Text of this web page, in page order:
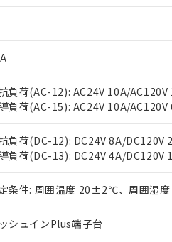
負荷(AC-12): AC24V 10A/
負荷(AC-15): AC24V 10A/
負荷(DC-12): DC24V 8A/DC120V
負荷(DC-13): DC24V 4A/DC120V
条件: 周囲温度 20±2℃、周囲湿
シュインPlus端子台
ご利用条件
以下の条件をお読みいただき、同
くものです。
当社制御機器事業取扱商品の
在庫状況および標準価格照会
のであり、閲覧された時点で
い。
正式な納期状況および標準価
対応済み：EU RoHS指令（10物
対応予定なし：EU RoHS指令（10
調査・確認中：EU RoHS指令（10
仕入先様の事情により、非含有部
があります。
鉛(Pb) 1000ppm以下、 水銀(Hg) 1000ppm以
六価クロム(Cr(Ⅵ)) 1000ppm以下、ポリ臭化
フタル酸ビス(2-エチルヘキシル) (DEHP)(別
ル（DBP） 1000ppm以下、フタル酸ジイソ
但し、RoHS指令で産業用監視および制御機
フタル酸エステル類の４物質については閾値
※1 中国RoHS○×表
「○」：最大均質材料含有率が中
「×」：最大均質材料含有率が中
「－」：未確認です。当社販売部門
Cr(Ⅵ)(六価クロム) : 1000ppm、 PBBs(ポリ臭
う）を輸出または国外への提
などの必要な手続きをとりま
当社は規制貨物を破棄する場
ます。
当社は貴社製品を、核兵器、
置等に一切使用いたしません。
記
説明